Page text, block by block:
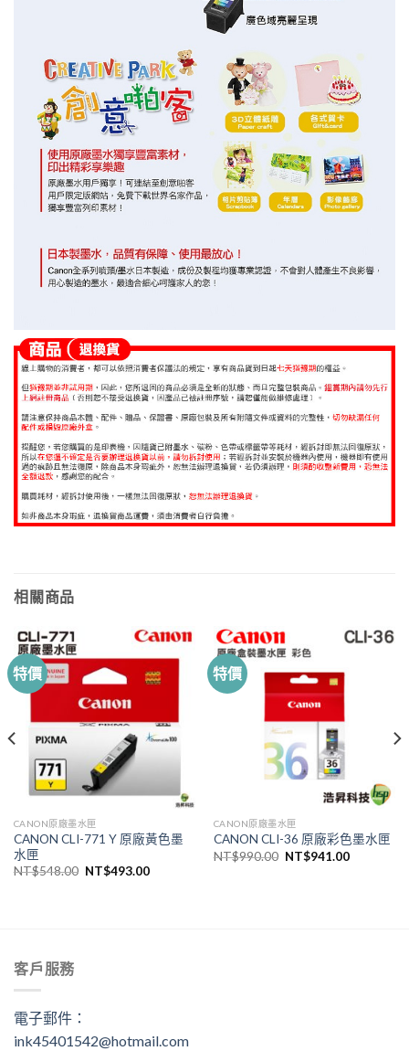
相關商品
特價
CANON原廠墨水匣
CANON CLI-771 Y 原廠黃色墨
水匣
NT$548.00 原
NT$493.00目
特價
CANON原廠墨水匣
CANON CLI-36 原廠彩色墨水匣
NT$990.00 原
NT$941.00目
客戶服務
電子郵件：
ink45401542@hotmail.com